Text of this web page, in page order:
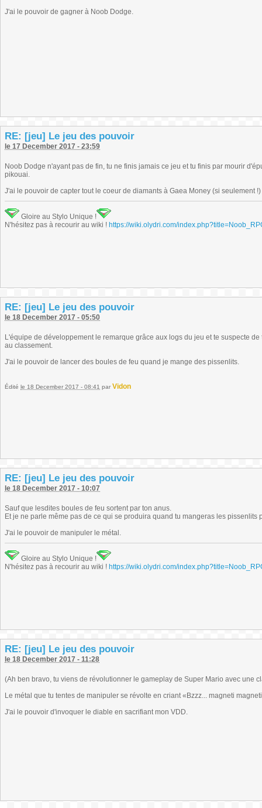
J'ai le pouvoir de gagner à Noob Dodge.
RE: [jeu] Le jeu des pouvoir
le 17 December 2017 - 23:59
Noob Dodge n'ayant pas de fin, tu ne finis jamais ce jeu et tu finis par mourir
pikouai.
J'ai le pouvoir de capter tout le coeur de diamants à Gaea Money (si seulement !)
Gloire au Stylo Unique !
N'hésitez pas à recourir au wiki ! https://wiki.olydri.com/
RE: [jeu] Le jeu des pouvoir
le 18 December 2017 - 05:50
L'équipe de développement le remarque grâce aux logs du jeu et te suspecte
au classement.
J'ai le pouvoir de lancer des boules de feu quand je mange des pissenlits.
Édité le 18 December 2017 - 08:41 par Vidon
RE: [jeu] Le jeu des pouvoir
le 18 December 2017 - 10:07
Sauf que lesdites boules de feu sortent par ton anus.
Et je ne parle même pas de ce qui se produira quand tu mangeras les pissenlits
J'ai le pouvoir de manipuler le métal.
Gloire au Stylo Unique !
N'hésitez pas à recourir au wiki ! https://wiki.olydri.com/
RE: [jeu] Le jeu des pouvoir
le 18 December 2017 - 11:28
(Ah ben bravo, tu viens de révolutionner le gameplay de Super Mario avec une
Le métal que tu tentes de manipuler se révolte en criant «Bzzz... magneti
J'ai le pouvoir d'invoquer le diable en sacrifiant mon VDD.